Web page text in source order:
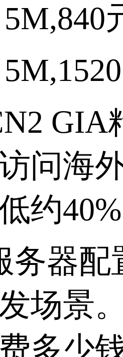
GIA
问海
约40%
务器配
场景
多少